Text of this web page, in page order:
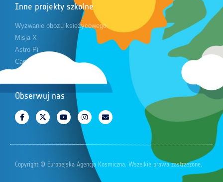
Inne projekty szkolne
Wyzwanie obozu księżycowego
Misja X
Astro Pi
CanSat
Obserwuj nas
Copyright © Europejska Agencja Kosmiczna. Wszelkie prawa zastrzeżone.